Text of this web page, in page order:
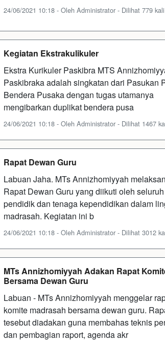
24/06/2021 10:18 - Oleh Administrator - Dilihat 779 kali
Kegiatan Ekstrakulikuler
Ekstra Kurikuler Paskibra MTS
Paskibraka adalah singkatan dari Pasukan
Bendera Pusaka dengan tugas utamanya
mengibarkan duplikat bendera pusa
24/06/2021 10:18 - Oleh Administrator - Dilihat 1467
Rapat Dewan Guru
Labuan Jaha. MTs Annizhomiyyah
Rapat Dewan Guru yang diikuti oleh
pendidik dan tenaga kependidikan dalam
madrasah. Kegiatan ini b
24/06/2021 10:18 - Oleh Administrator - Dilihat 3012
MTs Annizhomiyyah Adakan Rapat
Bersama Dewan Guru
Labuan - MTs Annizhomiyyah menggelar
komite madrasah bersama dewan guru.
tesebut diadakan guna membahas teknis
dan pembagian raport, agenda akr